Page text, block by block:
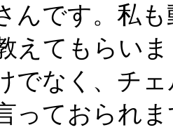
んです。私
えてもらい
でなく、チ
っておられ